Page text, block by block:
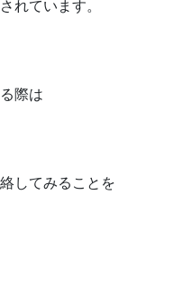
れています。
際は
してみることを